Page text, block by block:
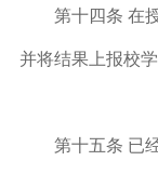
第十四条 在
并将结果上报校
第十五条 已